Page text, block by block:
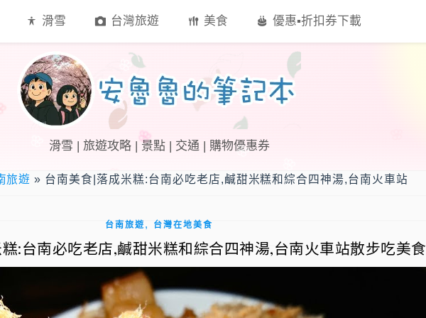
滑雪 | 旅遊攻略 | 景點 | 交通 | 購物優惠券
滑雪 台灣旅遊 美食 優惠▪︎折扣券下載
旅遊 » 台南美食|落成米糕:台南必吃老店,鹹甜米糕和綜合四神湯,台南火車站
台南旅遊, 台灣在地美食
:台南必吃老店,鹹甜米糕和綜合四神湯,台南火車站散步吃美食